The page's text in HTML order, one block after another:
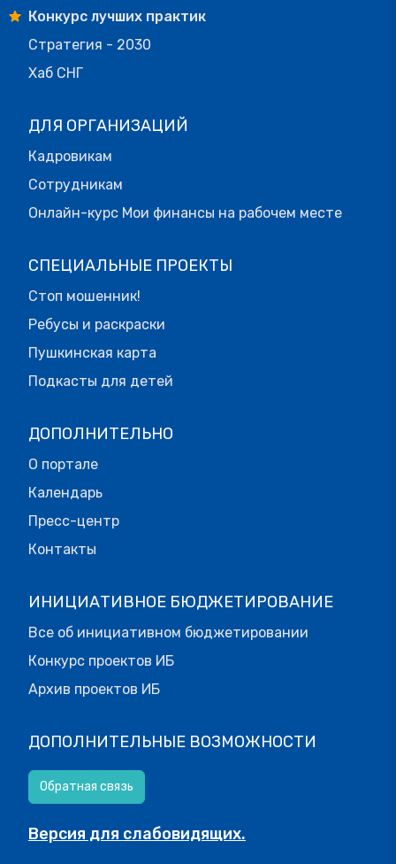
Конкурс лучших практик
Стратегия - 2030
Хаб СНГ
ДЛЯ ОРГАНИЗАЦИЙ
Кадровикам
Сотрудникам
Онлайн-курс Мои финансы на рабочем месте
СПЕЦИАЛЬНЫЕ ПРОЕКТЫ
Стоп мошенник!
Ребусы и раскраски
Пушкинская карта
Подкасты для детей
ДОПОЛНИТЕЛЬНО
О портале
Календарь
Пресс-центр
Контакты
ИНИЦИАТИВНОЕ БЮДЖЕТИРОВАНИЕ
Все об инициативном бюджетировании
Конкурс проектов ИБ
Архив проектов ИБ
ДОПОЛНИТЕЛЬНЫЕ ВОЗМОЖНОСТИ
Обратная связь
Версия для слабовидящих.